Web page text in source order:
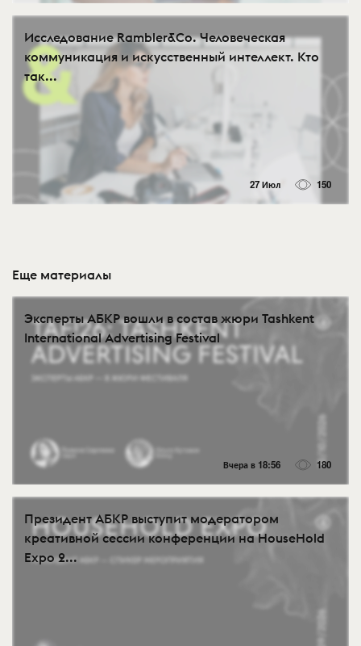
Исследование Rambler&Co. Человеческая
коммуникация и искусственный интеллект. Кто
так...
27 Июл 150
Еще материалы
Эксперты АБКР вошли в состав жюри Tashkent
International Advertising Festival
Вчера в 18:56 180
Президент АБКР выступит модератором
креативной сессии конференции на HouseHold
Expo 2...